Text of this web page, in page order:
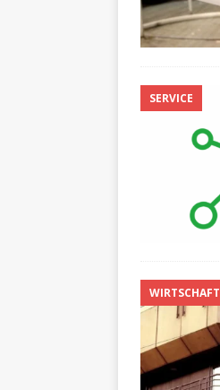
SERVICE
WIRTSCHAFT